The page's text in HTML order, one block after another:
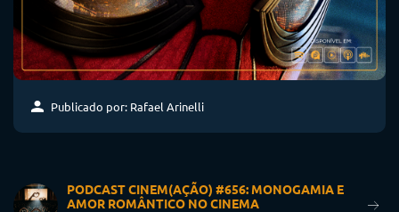
Publicado por: Rafael Arinelli
PODCAST CINEM(AÇÃO) #656: MONOGAMIA E
AMOR ROMÂNTICO NO CINEMA